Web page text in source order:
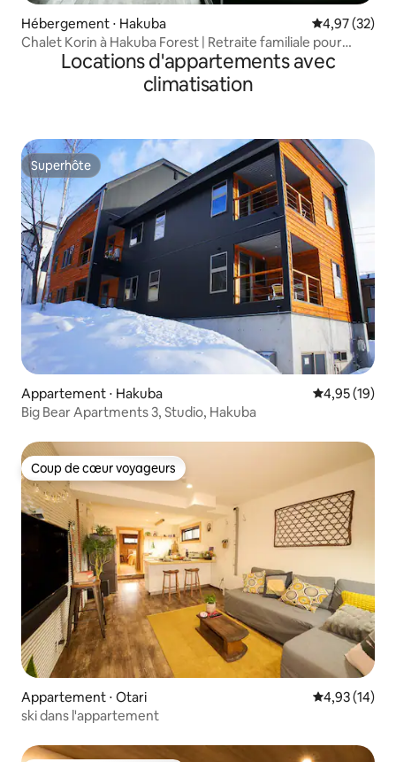
Hébergement ⋅ Hakuba Évaluation
4,97 (32)
Chalet Korin à Hakuba Forest | Retraite familiale pour
5 personnesLocations d'appartements avec
climatisation
Superhôte
Superhôte
Appartement ⋅ Hakuba Évaluation
4,95 (19)
Big Bear Apartments 3, Studio, Hakuba
Coup de cœur voyageurs
Coup de cœur voyageurs
Appartement ⋅ Otari Évaluation
4,93 (14)
ski dans l'appartement